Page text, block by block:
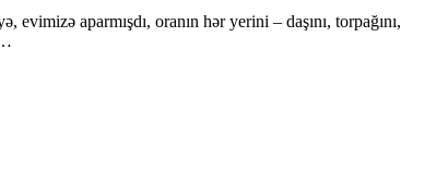
aparmışdı, oranın hər yerini – daşını, torpağını,